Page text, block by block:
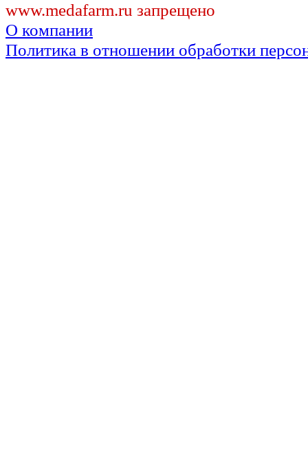
www.medafarm.ru запрещено
О компании
Политика в отношении обработки